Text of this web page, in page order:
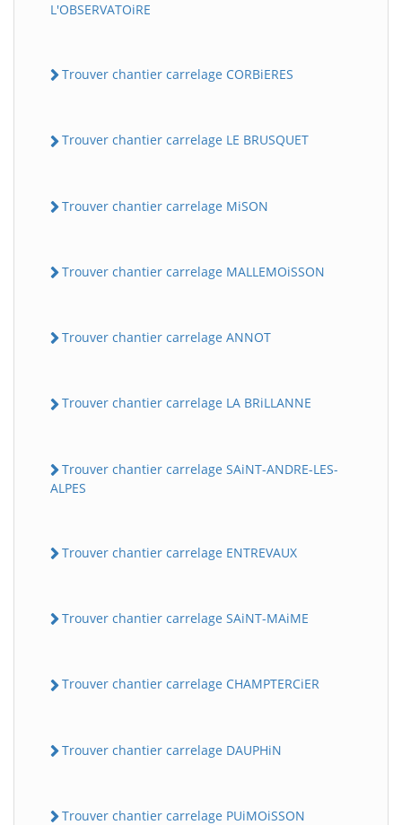
L'OBSERVATOiRE
Trouver chantier carrelage CORBiERES
Trouver chantier carrelage LE BRUSQUET
Trouver chantier carrelage MiSON
Trouver chantier carrelage MALLEMOiSSON
Trouver chantier carrelage ANNOT
Trouver chantier carrelage LA BRiLLANNE
Trouver chantier carrelage SAiNT-ANDRE-LES-
ALPES
Trouver chantier carrelage ENTREVAUX
Trouver chantier carrelage SAiNT-MAiME
Trouver chantier carrelage CHAMPTERCiER
Trouver chantier carrelage DAUPHiN
Trouver chantier carrelage PUiMOiSSON